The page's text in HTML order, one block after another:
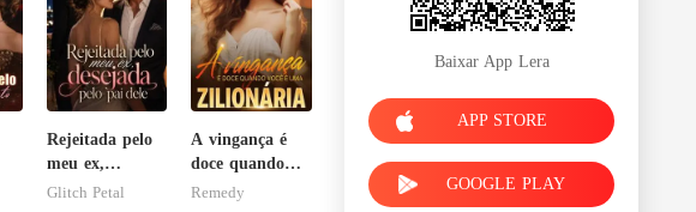
Rejeitada pelo
meu ex,
desejada pelo
Glitch Petal
A vingança é
doce quando
você é uma
Remedy
Baixar App Lera
APP STORE
GOOGLE PLAY